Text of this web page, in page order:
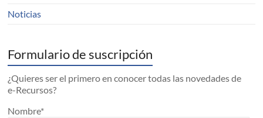
Noticias
Formulario de suscripción
¿Quieres ser el primero en conocer todas las novedades de
e-Recursos?
Nombre*